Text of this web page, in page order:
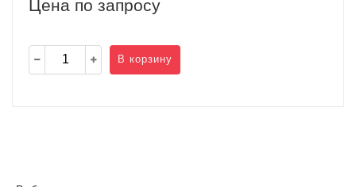
Цена по запросу
В корзину